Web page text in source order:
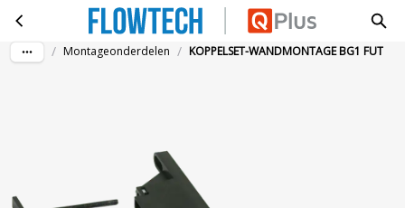
Ga naar hoofdinhoudKOPPELSET-WANDMONTAGE BG1 FUT
/ Montageonderdelen / KOPPELSET-WANDMONTAGE BG1 FUT